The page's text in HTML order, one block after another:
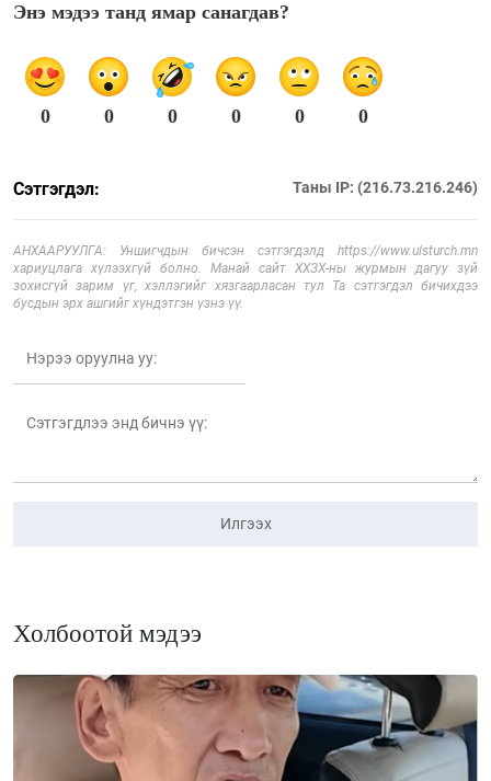
Энэ мэдээ танд ямар санагдав?
0 0 0 0 0 0
Сэтгэгдэл: Таны IP: (216.73.216.246)
АНХААРУУЛГА: Уншигчдын бичсэн сэтгэгдэлд https://www.ulsturch.mn
хариуцлага хүлээхгүй болно. Манай сайт ХХЗХ-ны журмын дагуу зүй
зохисгүй зарим үг, хэллэгийг хязгаарласан тул Та сэтгэгдэл бичихдээ
бусдын эрх ашгийг хүндэтгэн үзнэ үү.
Илгээх
Холбоотой мэдээ